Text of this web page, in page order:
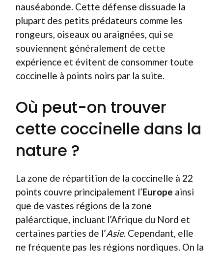
nauséabonde. Cette défense dissuade la
plupart des petits prédateurs comme les
rongeurs, oiseaux ou araignées, qui se
souviennent généralement de cette
expérience et évitent de consommer toute
coccinelle à points noirs par la suite.
Où peut-on trouver
cette coccinelle dans la
nature ?
La zone de répartition de la coccinelle à 22
points couvre principalement l’Europe ainsi
que de vastes régions de la zone
paléarctique, incluant l’Afrique du Nord et
certaines parties de l’Asie. Cependant, elle
ne fréquente pas les régions nordiques. On la